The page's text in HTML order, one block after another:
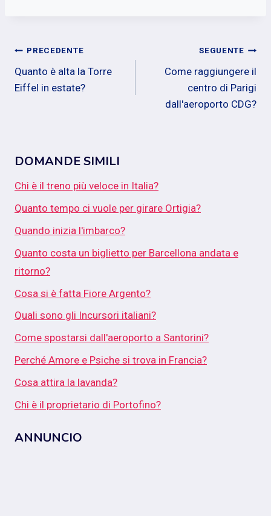
Navigazione
articoli
PRECEDENTE
Quanto è alta la Torre
Eiffel in estate?
SEGUENTE
Come raggiungere il
centro di Parigi
dall'aeroporto CDG?
DOMANDE SIMILI
Chi è il treno più veloce in Italia?
Quanto tempo ci vuole per girare Ortigia?
Quando inizia l'imbarco?
Quanto costa un biglietto per Barcellona andata e
ritorno?
Cosa si è fatta Fiore Argento?
Quali sono gli Incursori italiani?
Come spostarsi dall'aeroporto a Santorini?
Perché Amore e Psiche si trova in Francia?
Cosa attira la lavanda?
Chi è il proprietario di Portofino?
ANNUNCIO